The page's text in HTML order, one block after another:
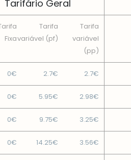
Tarifário Geral
Fixa
Tarifa
variável (pf)
Tarifa
variável
(pp)
0€ 2.7€ 2.7€
0€ 5.95€ 2.98€
0€ 9.75€ 3.25€
0€ 14.25€ 3.56€